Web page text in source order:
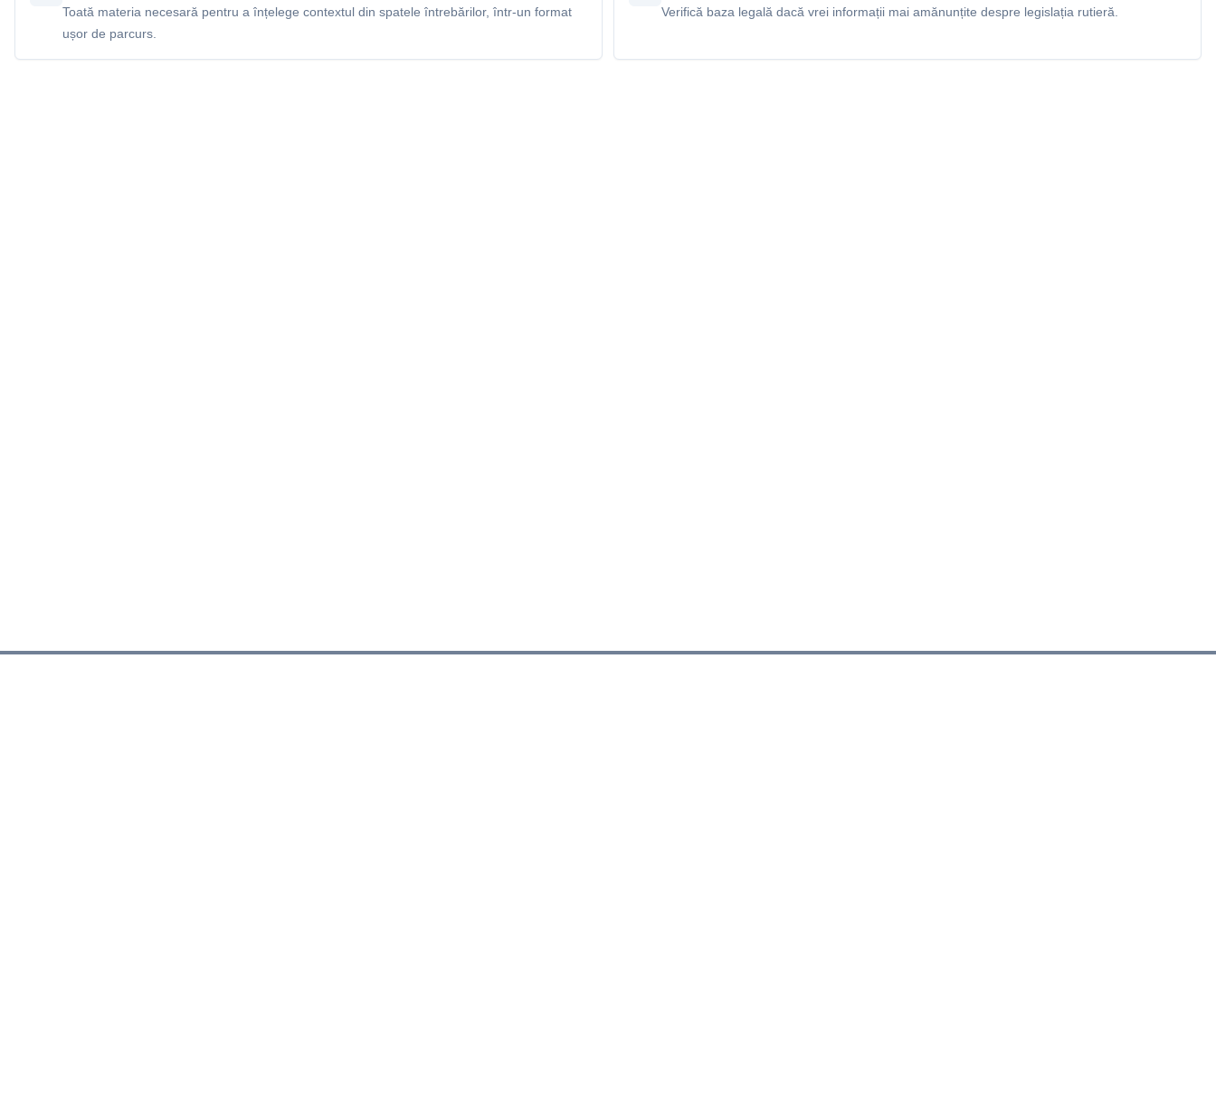
Toată materia necesară pentru a înțelege contextul din spatele întrebărilor, într-un format
ușor de parcurs.
Verifică baza legală dacă vrei informații mai amănunțite despre legislația rutieră.